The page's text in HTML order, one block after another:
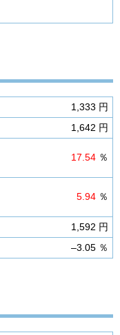
1,333 円
1,642 円
17.54 ％
5.94 ％
1,592 円
–3.05 ％